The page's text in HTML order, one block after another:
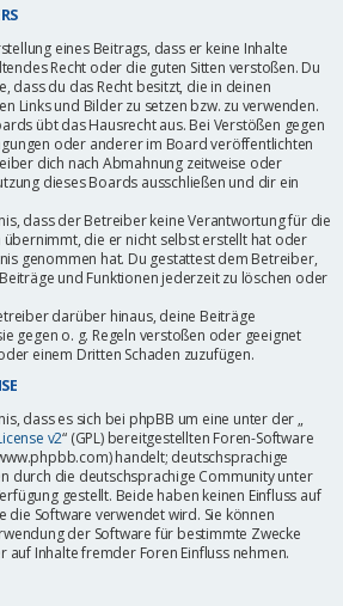
eines Beitrags, dass er keine Inhalte
Recht oder die guten Sitten verstoßen. Du
dass du das Recht besitzt, die in deinen
Links und Bilder zu setzen bzw. zu verwenden.
übt das Hausrecht aus. Bei Verstößen gegen
oder anderer im Board veröffentlichten
dich nach Abmahnung zeitweise oder
dieses Boards ausschließen und dir ein
dass der Betreiber keine Verantwortung für die
übernimmt, die er nicht selbst erstellt hat oder
genommen hat. Du gestattest dem Betreiber,
und Funktionen jederzeit zu löschen oder
darüber hinaus, deine Beiträge
gegen o. g. Regeln verstoßen oder geeignet
einem Dritten Schaden zuzufügen.
dass es sich bei phpBB um eine unter der „
v2“ (GPL) bereitgestellten Foren-Software
handelt; deutschsprachige
durch die deutschsprachige Community unter
gestellt. Beide haben keinen Einfluss auf
die Software verwendet wird. Sie können
der Software für bestimmte Zwecke
auf Inhalte fremder Foren Einfluss nehmen.